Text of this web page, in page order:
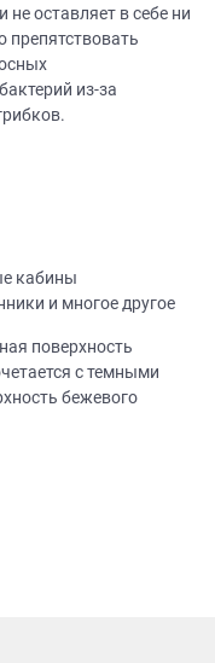
оставляет в себе ни
препятствовать
из-за
кабины
и многое другое
поверхность
с темными
бежевого